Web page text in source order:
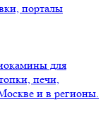
порталы